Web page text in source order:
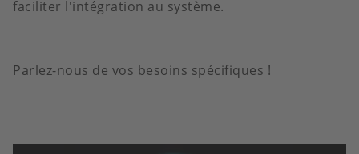
faciliter l'intégration au système.
Parlez-nous de vos besoins spécifiques !